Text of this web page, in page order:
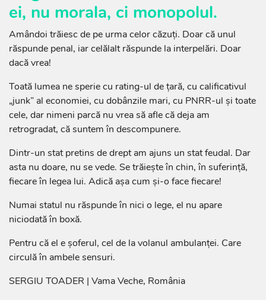
ei, nu morala, ci monopolul.
Amândoi trăiesc de pe urma celor căzuți. Doar că unul
răspunde penal, iar celălalt răspunde la interpelări. Doar
dacă vrea!
Toată lumea ne sperie cu rating-ul de țară, cu calificativul
„junk” al economiei, cu dobânzile mari, cu PNRR-ul și toate
cele, dar nimeni parcă nu vrea să afle că deja am
retrogradat, că suntem în descompunere.
Dintr-un stat pretins de drept am ajuns un stat feudal. Dar
asta nu doare, nu se vede. Se trăiește în chin, în suferință,
fiecare în legea lui. Adică așa cum și-o face fiecare!
Numai statul nu răspunde în nici o lege, el nu apare
niciodată în boxă.
Pentru că el e șoferul, cel de la volanul ambulanței. Care
circulă în ambele sensuri.
SERGIU TOADER | Vama Veche, România